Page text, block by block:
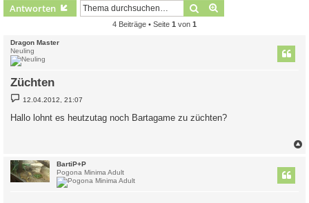
Antworten Suche
4 Beiträge • Seite 1 von 1
Dragon Master
Neuling
Züchten
B
e
i
t
12.04.2012, 21:07
Hallo lohnt es heutzutag noch Bartagame zu züchten?
BartiP+P
Pogona Minima Adult